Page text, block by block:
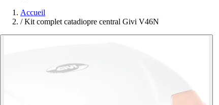
Accueil
/ Kit complet catadiopre central Givi V46N